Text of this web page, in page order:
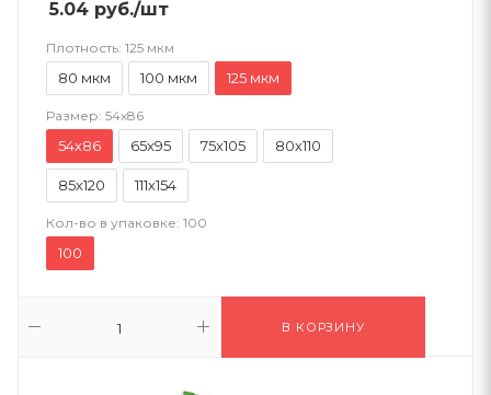
5.04 руб./шт
Плотность: 125 мкм
80 мкм 100 мкм 125 мкм
Размер: 54х86
54х86 65x95 75x105 80х110
85х120 111х154
Кол-во в упаковке: 100
100
В КОРЗИНУ